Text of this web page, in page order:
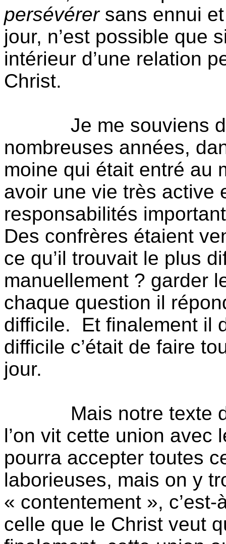
persévérersans ennui
jour, n’est possible que
intérieur d’une relation
Christ.
Je me souviens
nombreuses années,
moine qui était entré au
avoir une vie très active
responsabilités
Des confrères étaient
ce qu’il trouvait le plus
manuellement ? garder
chaque question il
difficile.
Et finalement il
difficile c’était de faire
jour.
Mais notre texte
l’on vit cette union avec
pourra accepter toutes
laborieuses, mais on y
« contentement »,
celle que le Christ veut